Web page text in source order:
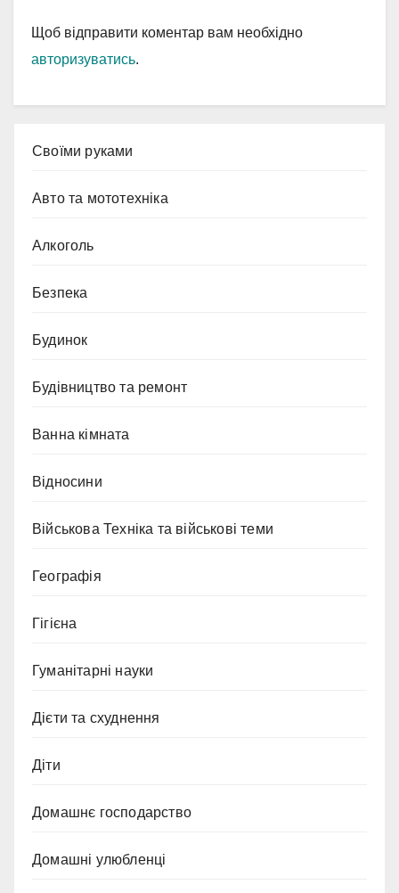
Щоб відправити коментар вам необхідно
авторизуватись.
Cвоїми руками
Авто та мототехніка
Алкоголь
Безпека
Будинок
Будівництво та ремонт
Ванна кімната
Відносини
Військова Техніка та військові теми
Географія
Гігієна
Гуманітарні науки
Дієти та схуднення
Діти
Домашнє господарство
Домашні улюбленці